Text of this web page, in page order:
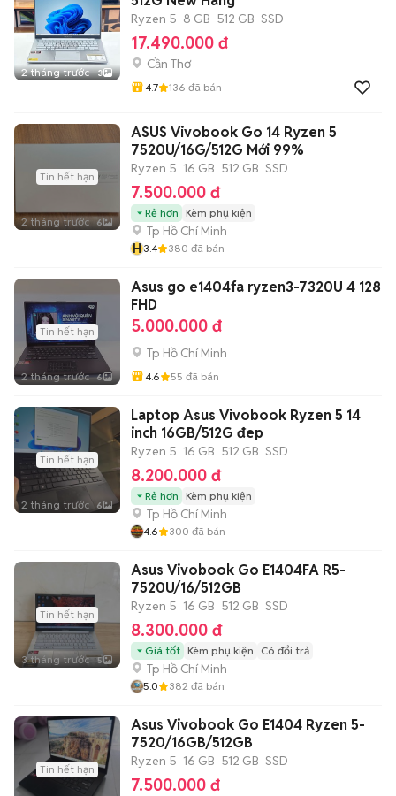
2 tháng trước 3
Ryzen 5 8 GB 512 GB SSD
17.490.000 đ
Cần Thơ
4.7 136 đã bán
Tin hết hạn
2 tháng trước 6
ASUS Vivobook Go 14 Ryzen 5
7520U/16G/512G Mới 99%
Ryzen 5 16 GB 512 GB SSD
7.500.000 đ
Rẻ hơn Kèm phụ kiện
Tp Hồ Chí Minh
H3.4 380 đã bán
Tin hết hạn
2 tháng trước 6
Asus go e1404fa ryzen3-7320U 4 128
FHD
5.000.000 đ
Tp Hồ Chí Minh
4.6 55 đã bán
Tin hết hạn
2 tháng trước 6
Laptop Asus Vivobook Ryzen 5 14
inch 16GB/512G đep
Ryzen 5 16 GB 512 GB SSD
8.200.000 đ
Rẻ hơn Kèm phụ kiện
Tp Hồ Chí Minh
4.6 300 đã bán
Tin hết hạn
3 tháng trước 5
Asus Vivobook Go E1404FA R5-
7520U/16/512GB
Ryzen 5 16 GB 512 GB SSD
8.300.000 đ
Giá tốt Kèm phụ kiện Có đổi trả
Tp Hồ Chí Minh
5.0 382 đã bán
Tin hết hạn
Asus Vivobook Go E1404 Ryzen 5-
7520/16GB/512GB
Ryzen 5 16 GB 512 GB SSD
7.500.000 đ